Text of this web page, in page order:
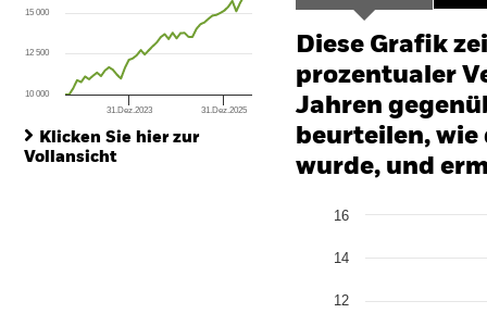
The chart has 1 Y axis displaying values. Range: 0 to 75.
31.Dez.2023 31.Dez.2025
10 000
12 500
15 000
Klicken Sie hier zur
Vollansicht
Diese Grafik
prozentualer
Jahren
beurteilen,
wurde, und
Chart
Bar chart with 2 data
The chart has 1 Y axis
12
14
16